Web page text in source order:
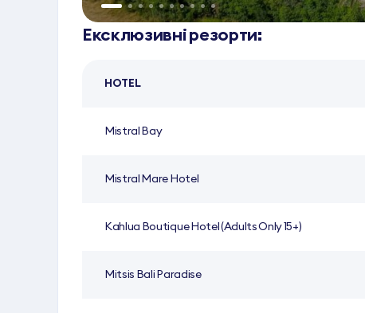
Ексклюзивні резорти:
HOTEL
Mistral Bay
Mistral Mare Hotel
Kahlua Boutique Hotel (Adults Only 15+)
Mitsis Bali Paradise